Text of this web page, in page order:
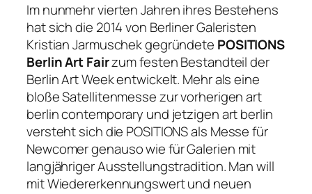
Im nunmehr vierten Jahren ihres Bestehens
hat sich die 2014 von Berliner Galeristen
Kristian Jarmuschek gegründete POSITIONS
Berlin Art Fairzum festen Bestandteil der
Berlin Art Week entwickelt. Mehr als eine
bloße Satellitenmesse zur vorherigen art
berlin contemporary und jetzigen art berlin
versteht sich die POSITIONS als Messe für
Newcomer genauso wie für Galerien mit
langjähriger Ausstellungstradition. Man will
mit Wiedererkennungswert und neuen